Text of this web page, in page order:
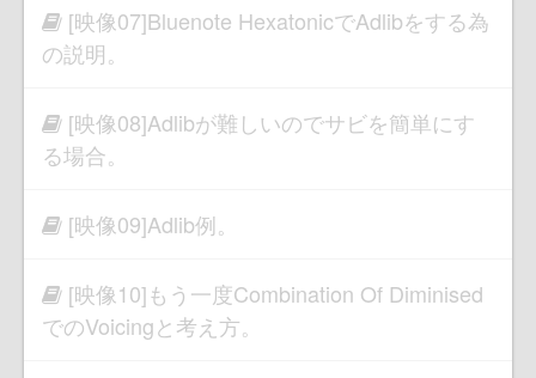
[映像07]Bluenote HexatonicでAdlibをする為
の説明。
[映像08]Adlibが難しいのでサビを簡単にす
る場合。
[映像09]Adlib例。
[映像10]もう一度Combination Of Diminised
でのVoicingと考え方。